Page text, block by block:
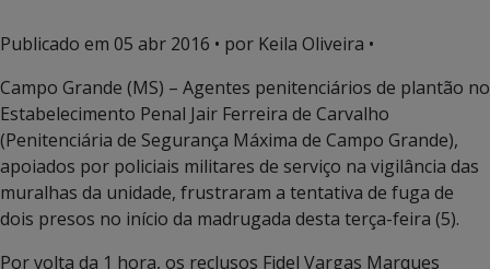
Publicado em 05 abr 2016 • por Keila Oliveira •
Campo Grande (MS) – Agentes penitenciários de plantão no
Estabelecimento Penal Jair Ferreira de Carvalho
(Penitenciária de Segurança Máxima de Campo Grande),
apoiados por policiais militares de serviço na vigilância das
muralhas da unidade, frustraram a tentativa de fuga de
dois presos no início da madrugada desta terça-feira (5).
Por volta da 1 hora, os reclusos Fidel Vargas Marques